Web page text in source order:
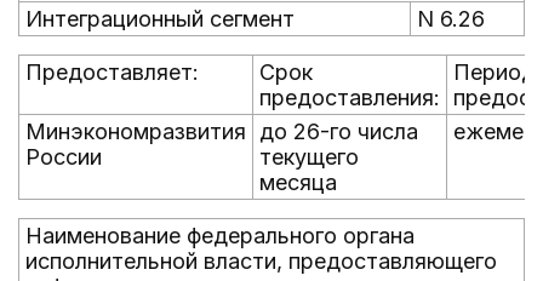
Интеграционный сегмент
N 6.26
Предоставляет:
Срок
предоставления:
Минэкономразвития
России
до 26-го числа
текущего
месяца
Наименование федерального органа
исполнительной власти, предоставляющего